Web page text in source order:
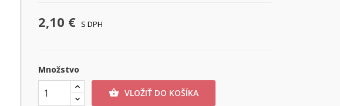
2,10 € S DPH
Množstvo
 VLOŽIŤ DO KOŠÍKA